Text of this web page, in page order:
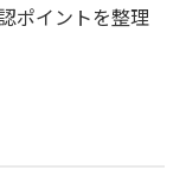
ポイントを整理